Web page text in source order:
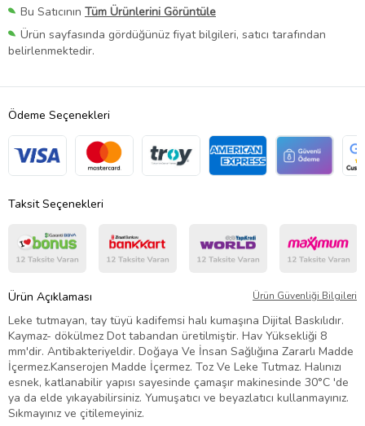
Bu Satıcının Tüm Ürünlerini Görüntüle
Ürün sayfasında gördüğünüz fiyat bilgileri, satıcı tarafından
belirlenmektedir.
Ödeme Seçenekleri
Taksit Seçenekleri
Ürün Açıklaması Ürün Güvenliği Bilgileri
Leke tutmayan, tay tüyü kadifemsi halı kumaşına Dijital Baskılıdır.
Kaymaz- dökülmez Dot tabandan üretilmiştir. Hav Yüksekliği 8
mm'dir. Antibakteriyeldir. Doğaya Ve İnsan Sağlığına Zararlı Madde
İçermez.Kanserojen Madde İçermez. Toz Ve Leke Tutmaz. Halınızı
esnek, katlanabilir yapısı sayesinde çamaşır makinesinde 30°C 'de
ya da elde yıkayabilirsiniz. Yumuşatıcı ve beyazlatıcı kullanmayınız.
Sıkmayınız ve çitilemeyiniz.